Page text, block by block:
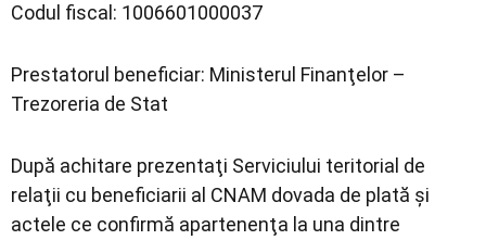
Codul fiscal: 1006601000037
Prestatorul beneficiar: Ministerul Finanţelor –
Trezoreria de Stat
După achitare prezentaţi Serviciului teritorial de
relaţii cu beneficiarii al CNAM dovada de plată şi
actele ce confirmă apartenenţa la una dintre